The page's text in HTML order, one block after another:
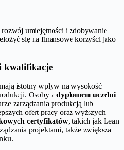
umiejętności i zdobywanie
się na finansowe korzyści jako
i kwalifikacje
istotny wpływ na wysokość
Osoby z dyplomem uczelni
zarządzania produkcją lub
ofert pracy oraz wyższych
certyfikatów, takich jak Lean
projektami, także zwiększa